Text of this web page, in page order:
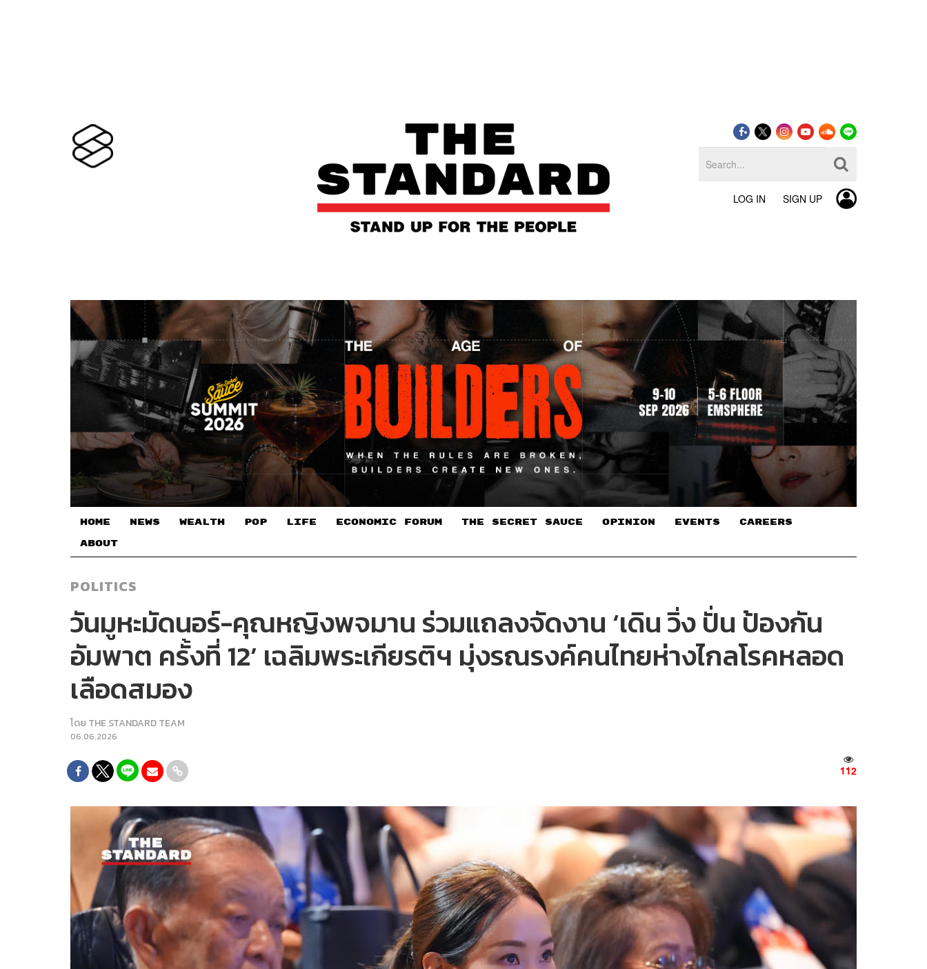
LOG IN SIGN UP
HOME NEWS WEALTH POP LIFE ECONOMIC FORUM THE SECRET SAUCE​ OPINION EVENTS CAREERS
ABOUT
POLITICS
วันมูหะมัดนอร์-คุณหญิงพจมาน ร่วมแถลงจัดงาน ‘เดิน วิ่ง ปั่น ป้องกัน
อัมพาต ครั้งที่ 12’ เฉลิมพระเกียรติฯ มุ่งรณรงค์คนไทยห่างไกลโรคหลอด
เลือดสมอง
โดย THE STANDARD TEAM
06.06.2026
112